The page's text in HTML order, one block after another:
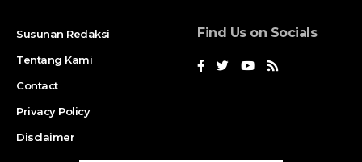
Susunan Redaksi
Tentang Kami
Contact
Privacy Policy
Disclaimer
Find Us on Socials